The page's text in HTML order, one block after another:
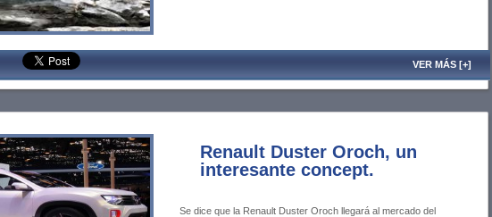
VER MÁS [+]
Renault Duster Oroch, un
interesante concept.
Se dice que la Renault Duster Oroch llegará al mercado del